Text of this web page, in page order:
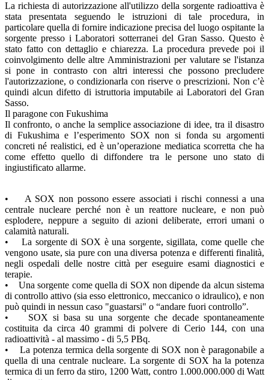
La richiesta di autorizzazione all'utilizzo della sorgente radioattiva è
stata presentata seguendo le istruzioni di tale procedura, in
particolare quella di fornire indicazione precisa del luogo ospitante la
sorgente presso i Laboratori sotterranei del Gran Sasso. Questo è
stato fatto con dettaglio e chiarezza. La procedura prevede poi il
coinvolgimento delle altre Amministrazioni per valutare se l'istanza
si pone in contrasto con altri interessi che possono precludere
l'autorizzazione, o condizionarla con riserve o prescrizioni. Non c’è
quindi alcun difetto di istruttoria imputabile ai Laboratori del Gran
Sasso.
Il paragone con Fukushima
Il confronto, o anche la semplice associazione di idee, tra il disastro
di Fukushima e l’esperimento SOX non si fonda su argomenti
concreti né realistici, ed è un’operazione mediatica scorretta che ha
come effetto quello di diffondere tra le persone uno stato di
ingiustificato allarme.
• A SOX non possono essere associati i rischi connessi a una
centrale nucleare perché non è un reattore nucleare, e non può
esplodere, neppure a seguito di azioni deliberate, errori umani o
calamità naturali.
• La sorgente di SOX è una sorgente, sigillata, come quelle che
vengono usate, sia pure con una diversa potenza e differenti finalità,
negli ospedali delle nostre città per eseguire esami diagnostici e
terapie.
• Una sorgente come quella di SOX non dipende da alcun sistema
di controllo attivo (sia esso elettronico, meccanico o idraulico), e non
può quindi in nessun caso "guastarsi" o “andare fuori controllo”.
• SOX si basa su una sorgente che decade spontaneamente
costituita da circa 40 grammi di polvere di Cerio 144, con una
radioattività - al massimo - di 5,5 PBq.
• La potenza termica della sorgente di SOX non è paragonabile a
quella di una centrale nucleare. La sorgente di SOX ha la potenza
termica di un ferro da stiro, 1200 Watt, contro 1.000.000.000 di Watt